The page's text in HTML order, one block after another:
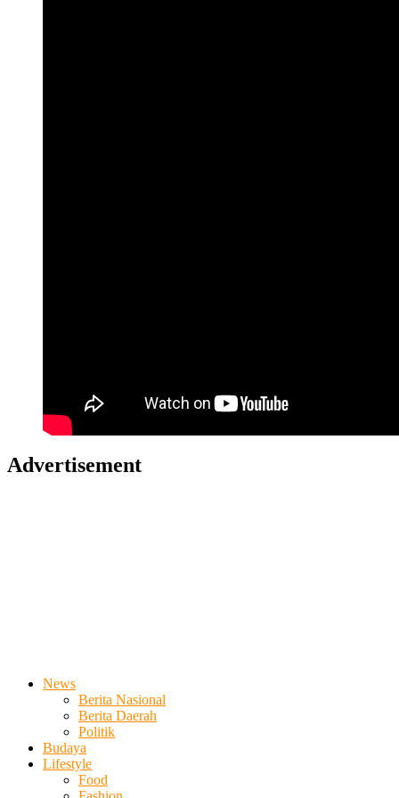
Advertisement
News
Berita Nasional
Berita Daerah
Politik
Budaya
Lifestyle
Food